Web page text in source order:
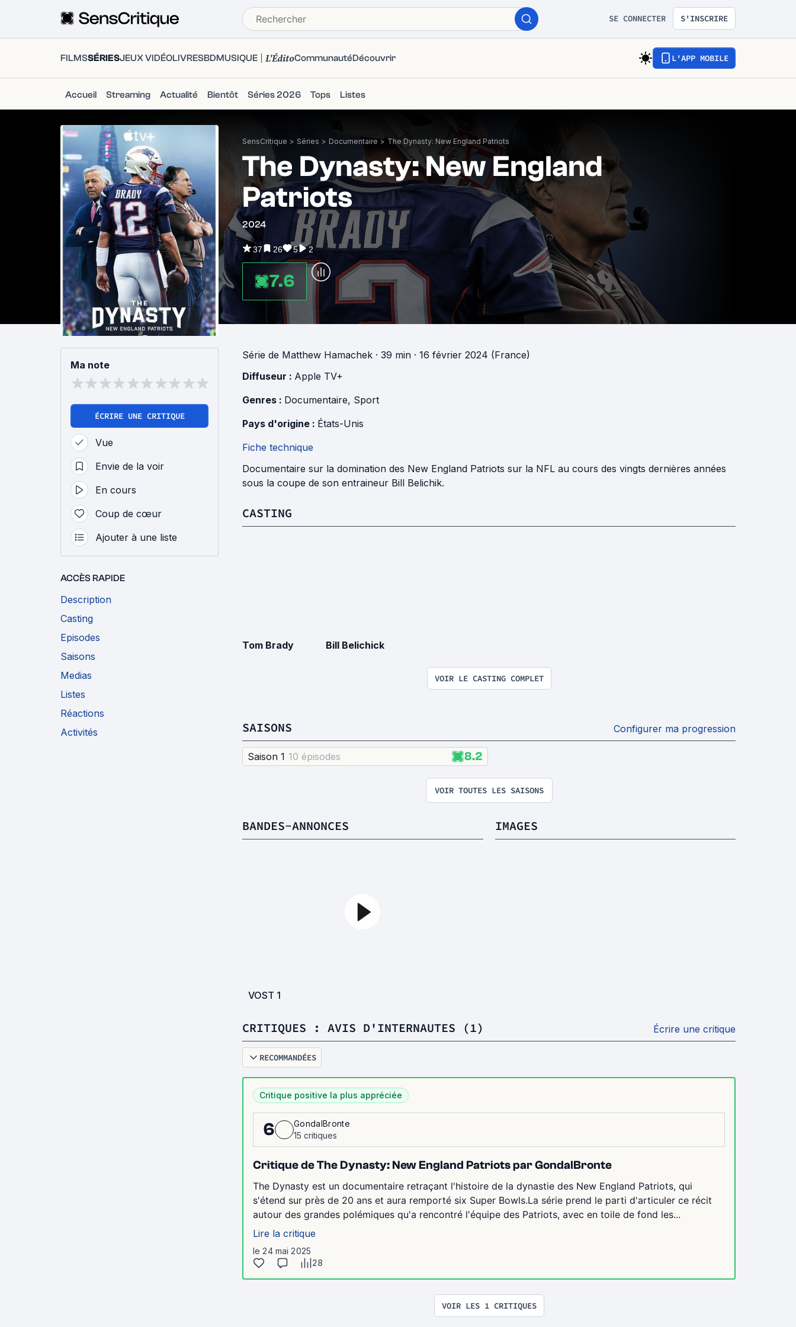
SE CONNECTER S'INSCRIRE
FILMSSÉRIESJEUX VIDÉOLIVRESBDMUSIQUE L'ÉditoCommunautéDécouvrir L'APP MOBILE
Accueil Streaming Actualité Bientôt Séries 2026 Tops Listes
SensCritique > Séries > Documentaire > The Dynasty: New England Patriots
The Dynasty: New England
Patriots
2024
37 26 5 2
7.6
Ma note
ÉCRIRE UNE CRITIQUE
Vue
Envie de la voir
En cours
Coup de cœur
Ajouter à une liste
ACCÈS RAPIDE
Description
Casting
Episodes
Saisons
Medias
Listes
Réactions
Activités
Série de Matthew Hamachek · 39 min · 16 février 2024 (France)
Diffuseur : Apple TV+
Genres : Documentaire, Sport
Pays d'origine : États-Unis
Fiche technique
Documentaire sur la domination des New England Patriots sur la NFL au cours des vingts dernières années
sous la coupe de son entraineur Bill Belichik.
CASTING
Tom Brady Bill Belichick
VOIR LE CASTING COMPLET
SAISONS Configurer ma progression
Saison 1 10 épisodes 8.2
VOIR TOUTES LES SAISONS
BANDES-ANNONCES
VOST 1
IMAGES
CRITIQUES : AVIS D'INTERNAUTES (1) Écrire une critique
RECOMMANDÉES
Critique positive la plus appréciée
6
GondalBronte
15 critiques
Critique de The Dynasty: New England Patriots par GondalBronte
The Dynasty est un documentaire retraçant l'histoire de la dynastie des New England Patriots, qui
s'étend sur près de 20 ans et aura remporté six Super Bowls.La série prend le parti d'articuler ce récit
autour des grandes polémiques qu'a rencontré l'équipe des Patriots, avec en toile de fond les...
Lire la critique
le 24 mai 2025
28
VOIR LES 1 CRITIQUES